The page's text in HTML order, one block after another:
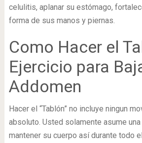
celulitis, aplanar su estómago,
forma de sus manos y piernas.
Como Hacer el
Ejercicio para
Addomen
Hacer el “Tablón” no incluye ningun
absoluto. Usted solamente asume
mantener su cuerpo así durante todo